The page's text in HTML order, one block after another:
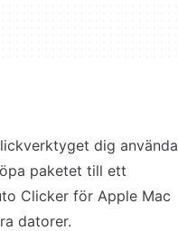
dig använda
paketet till ett
Clicker för Apple Mac
datorer.